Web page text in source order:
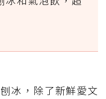
冰，除了新鮮愛文